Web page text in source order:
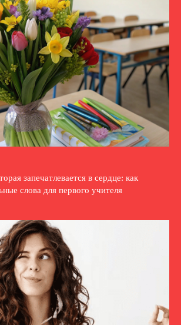
запечатлевается в сердце: как
слова для первого учителя